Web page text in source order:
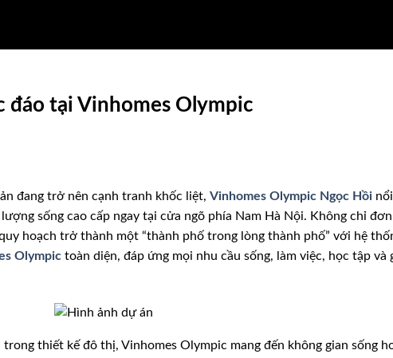
đáo tại Vinhomes Olympic
đang trở nên cạnh tranh khốc liệt, Vinhomes Olympic Ngọc Hồi nổi
sống cao cấp ngay tại cửa ngõ phía Nam Hà Nội. Không chỉ đơn
hoạch trở thành một “thành phố trong lòng thành phố” với hệ
Olympic toàn diện, đáp ứng mọi nhu cầu sống, làm việc, học tập và
thiết kế đô thị, Vinhomes Olympic mang đến không gian sống